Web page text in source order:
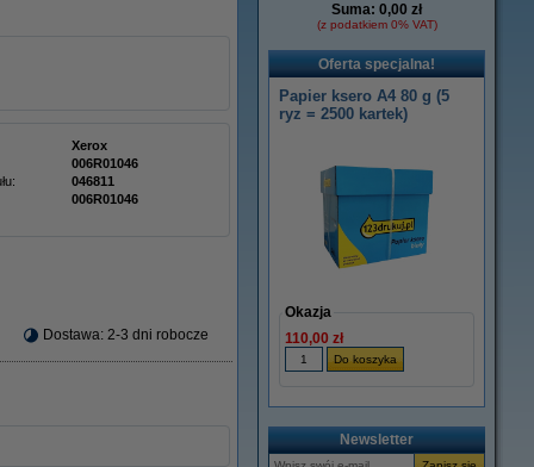
Xerox
006R01046
046811
006R01046
Dostawa: 2-3 dni robocze
Suma: 0,00 zł
(z podatkiem 0% VAT)
Oferta specjalna!
Papier ksero A4 80 g (5
ryz = 2500 kartek)
Okazja
110,00 zł
Newsletter